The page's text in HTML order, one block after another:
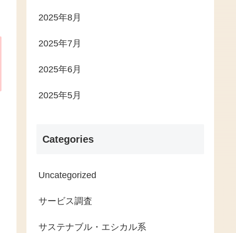
2025年8月
2025年7月
2025年6月
2025年5月
Categories
Uncategorized
サービス調査
サステナブル・エシカル系